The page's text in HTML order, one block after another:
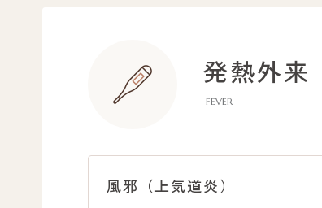
発熱外来
FEVER
風邪（上気道炎）